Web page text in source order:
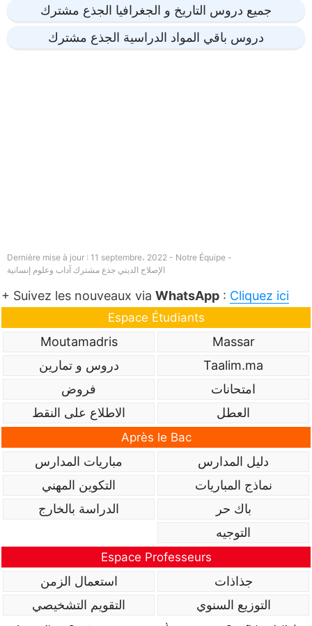
جميع دروس التاريخ و الجغرافيا الجذع مشترك
دروس باقي المواد الدراسية الجذع مشترك
Dernière mise à jour : 11 septembre، 2022 - Notre Équipe -
الإصلاح الديني جذع مشترك آداب وعلوم إنسانية
+ Suivez les nouveaux via WhatsApp : Cliquez ici
Espace Étudiants
Massar
Moutamadris
Taalim.ma
دروس و تمارين
امتحانات
فروض
العطل
الاطلاع على النقط
Après le Bac
دليل المدارس
مباريات المدارس
نماذج المباريات
التكوين المهني
باك حر
الدراسة بالخارج
التوجيه
Espace Professeurs
جذاذات
استعمال الزمن
التوزيع السنوي
التقويم التشخيصي